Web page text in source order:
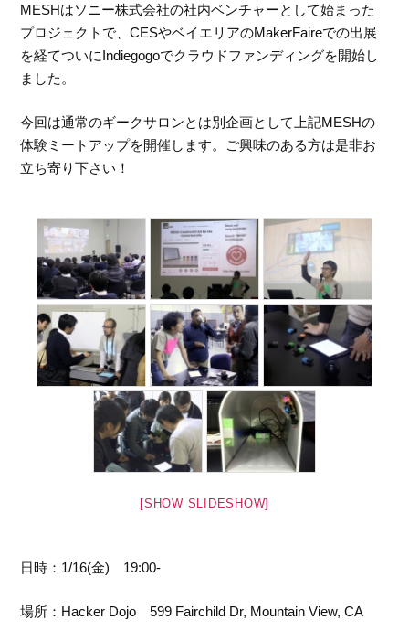
MESHはソニー株式会社の社内ベンチャーとして始まった
プロジェクトで、CESやベイエリアのMakerFaireでの出展
を経てついにIndiegogoでクラウドファンディングを開始し
ました。
今回は通常のギークサロンとは別企画として上記MESHの
体験ミートアップを開催します。ご興味のある方は是非お
立ち寄り下さい！
[SHOW SLIDESHOW]
日時：1/16(金) 19:00-
場所： Hacker Dojo599 Fairchild Dr, Mountain View, CA